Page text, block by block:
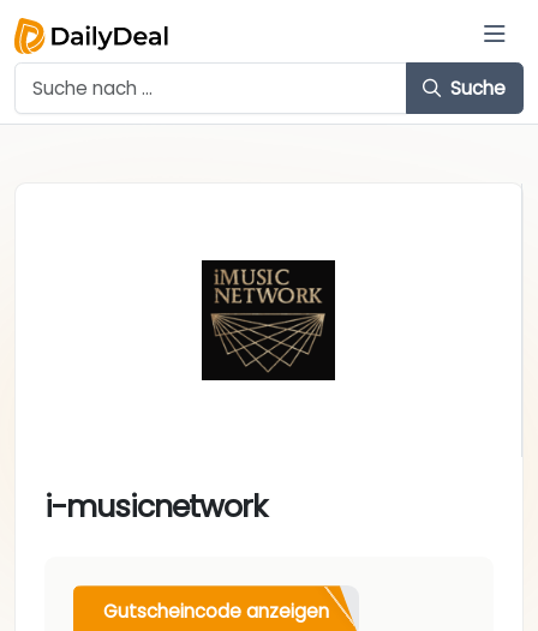
Suche
i-musicnetwork
Gutscheincode anzeigen